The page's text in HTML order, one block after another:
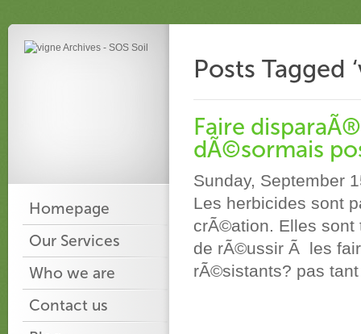
Homepage
Our Services
Who we are
Contact us
Posts Tagged
Faire
dÃ©sormais
Sunday, September
Les herbicides sont
crÃ©ation. Elles sont
de rÃ©ussir Ã les
rÃ©sistants? pas